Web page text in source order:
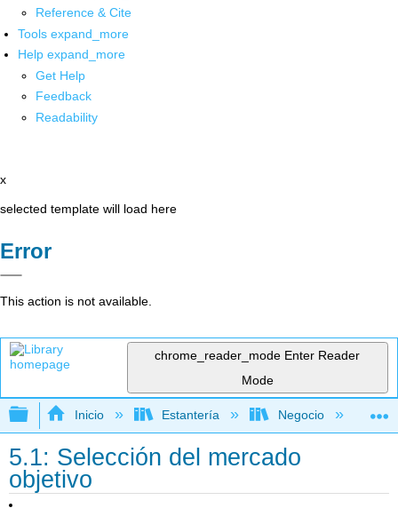
Reference & Cite
Tools expand_more
Help expand_more
Get Help
Feedback
Readability
x
selected template will load here
Error
This action is not available.
chrome_reader_mode Enter Reader
Mode
Expandir/contraer jerarquía global
Inicio Estantería Negocio
5.1: Selección del mercado
objetivo